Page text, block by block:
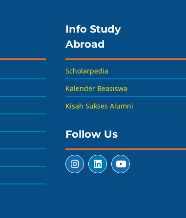
Info Study
Abroad
Scholarpedia
Kalender Beasiswa
Kisah Sukses Alumni
Follow Us